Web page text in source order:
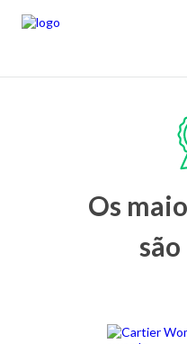
Os
são